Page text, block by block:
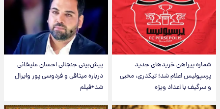
شماره پیراهن خریدهای جدید
پرسپولیس اعلام شد؛ تیکدری، محبی
و سرگیف با اعداد ویژه
پیش‌بینی جنجالی احسان علیخانی
درباره میثاقی و فردوسی پور وایرال
شد+فیلم